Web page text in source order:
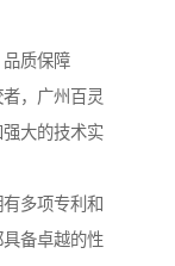
质保障
，广州百灵
大的技术实
多项专利和
备卓越的性